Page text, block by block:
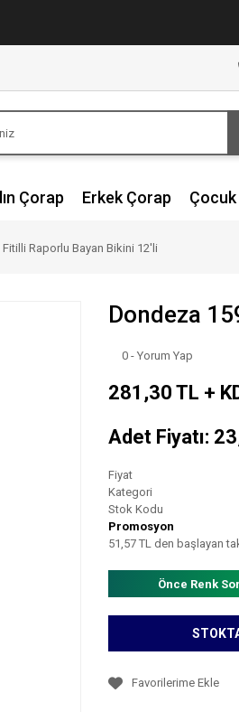
Çorap Erkek Çorap
Raporlu Bayan Bikini 12'li
Dondeza
0 - Yorum Yap
281,30 TL +
Adet Fiyatı:
Fiyat
Kategori
Stok Kodu
Promosyon
51,57 TL den başlayan
Önce Renk